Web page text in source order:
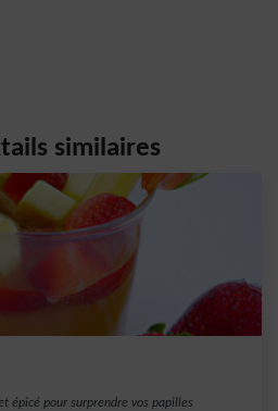
similaires
épicé pour surprendre vos papilles